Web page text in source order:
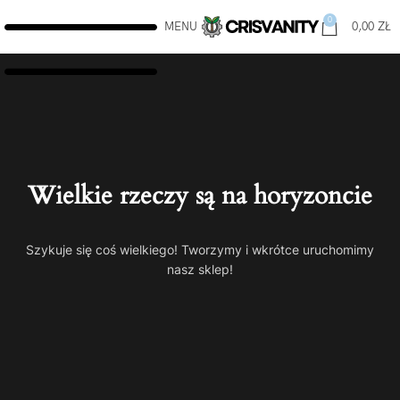
MENU 0 0,00 ZŁ
Wielkie rzeczy są na horyzoncie
Szykuje się coś wielkiego! Tworzymy i wkrótce uruchomimy
nasz sklep!